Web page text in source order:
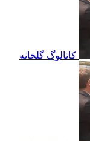
کاتالوگ گلخانه